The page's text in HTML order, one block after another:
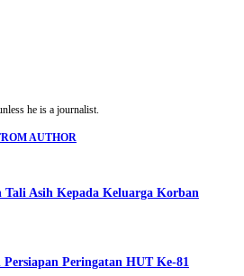
he is a journalist.
AUTHOR
Tali Asih Kepada Keluarga Korban
Peringatan HUT Ke-81